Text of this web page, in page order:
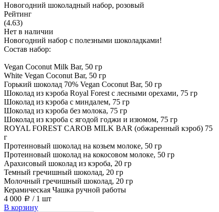
Новогодний шоколадный набор, розовый
Рейтинг
(4.63)
Нет в наличии
Новогодний набор с полезными шоколадками!
Cостав набор:
Vegan Coconut Milk Bar, 50 гр
White Vegan Coconut Bar, 50 гр
Горький шоколад 70% Vegan Coconut Bar, 50 гр
Шоколад из кэроба Royal Forest с лесными орехами, 75 гр
Шоколад из кэроба с миндалем, 75 гр
Шоколад из кэроба без молока, 75 гр
Шоколад из кэроба с ягодой годжи и изюмом, 75 гр
ROYAL FOREST CAROB MILK BAR (обжаренный кэроб) 75
г
Протеиновый шоколад на козьем молоке, 50 гр
Протеиновый шоколад на кокосовом молоке, 50 гр
Арахисовый шоколад из кэроба, 20 гр
Темный гречишный шоколад, 20 гр
Молочный гречишный шоколад, 20 гр
Керамическая Чашка ручной работы
4 000 a / 1 шт
В корзину